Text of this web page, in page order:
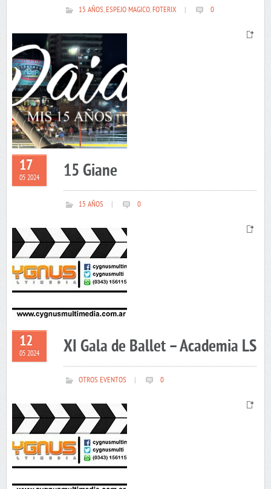
15 AÑOS,ESPEJO MAGICO,FOTERIX 0
17
05 2024 15 Giane
15 AÑOS 0
12
05 2024 XI Gala de Ballet – Academia LS
OTROS EVENTOS 0